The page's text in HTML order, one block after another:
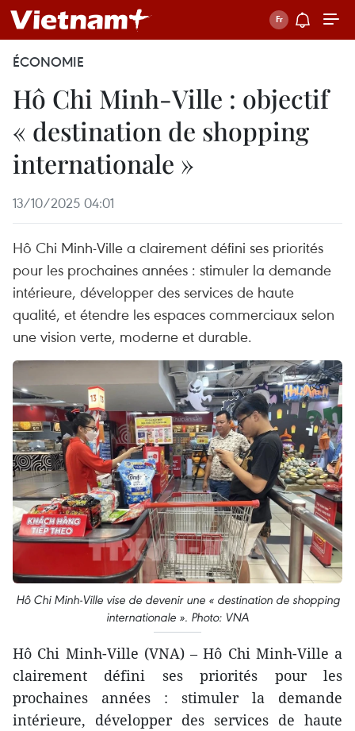
ÉCONOMIE
Hô Chi Minh-Ville : objectif
« destination de shopping
internationale »
13/10/2025 04:01
Hô Chi Minh-Ville a clairement défini ses priorités
pour les prochaines années : stimuler la demande
intérieure, développer des services de haute
qualité, et étendre les espaces commerciaux selon
une vision verte, moderne et durable.
Hô Chi Minh-Ville vise de devenir une « destination de shopping
internationale ». Photo: VNA
Hô Chi Minh-Ville (VNA) – Hô Chi Minh-Ville a
clairement défini ses priorités pour les
prochaines années : stimuler la demande
intérieure, développer des services de haute